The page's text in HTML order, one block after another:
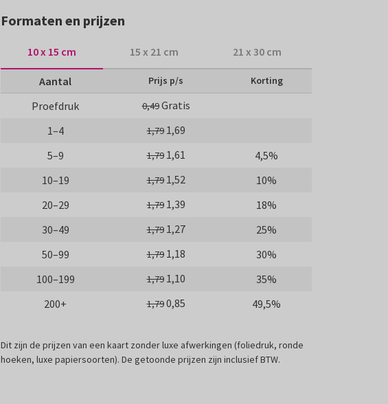
Formaten en prijzen
10 x 15 cm 15 x 21 cm 21 x 30 cm
Aantal Prijs p/s Korting
Proefdruk 0,49Gratis
1–4
1,79 1,69
5–9
1,79 1,61
4,5%
10–19
1,79 1,52
10%
20–29
1,79 1,39
18%
30–49
1,79 1,27
25%
50–99
1,79 1,18
30%
100–199
1,79 1,10
35%
200+
1,790,85 49,5%
Dit zijn de prijzen van een kaart zonder luxe afwerkingen (foliedruk, ronde
hoeken, luxe papiersoorten). De getoonde prijzen zijn inclusief BTW.